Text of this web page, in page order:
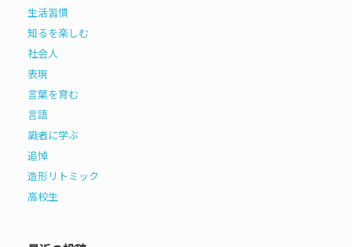
生活習慣
知るを楽しむ
社会人
表現
言葉を育む
言語
識者に学ぶ
追悼
造形リトミック
高校生